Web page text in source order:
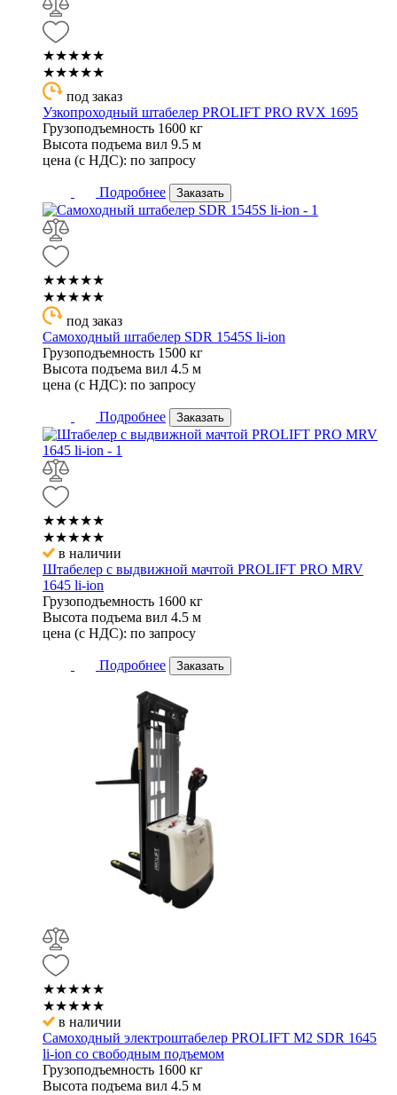
★★★★★
★★★★★
под заказ
Узкопроходный штабелер PROLIFT PRO RVX 1695
Грузоподъемность 1600 кг
Высота подъема вил 9.5 м
цена (с НДС): по запросу
Подробнее Заказать
★★★★★
★★★★★
под заказ
Самоходный штабелер SDR 1545S li-ion
Грузоподъемность 1500 кг
Высота подъема вил 4.5 м
цена (с НДС): по запросу
Подробнее Заказать
★★★★★
★★★★★
в наличии
Штабелер с выдвижной мачтой PROLIFT PRO MRV
1645 li-ion
Грузоподъемность 1600 кг
Высота подъема вил 4.5 м
цена (с НДС): по запросу
Подробнее Заказать
★★★★★
★★★★★
в наличии
Самоходный электроштабелер PROLIFT M2 SDR 1645
li-ion со свободным подъемом
Грузоподъемность 1600 кг
Высота подъема вил 4.5 м